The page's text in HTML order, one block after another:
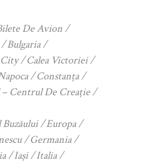
De Avion
Bulgaria
City
Calea Victoriei
Constanța
Centrul De Creație
Europa
Germania
Iași
Italia